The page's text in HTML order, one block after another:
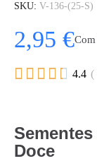
SKU V-136-(25-S)
2,95 €
     4.4 (
Doce